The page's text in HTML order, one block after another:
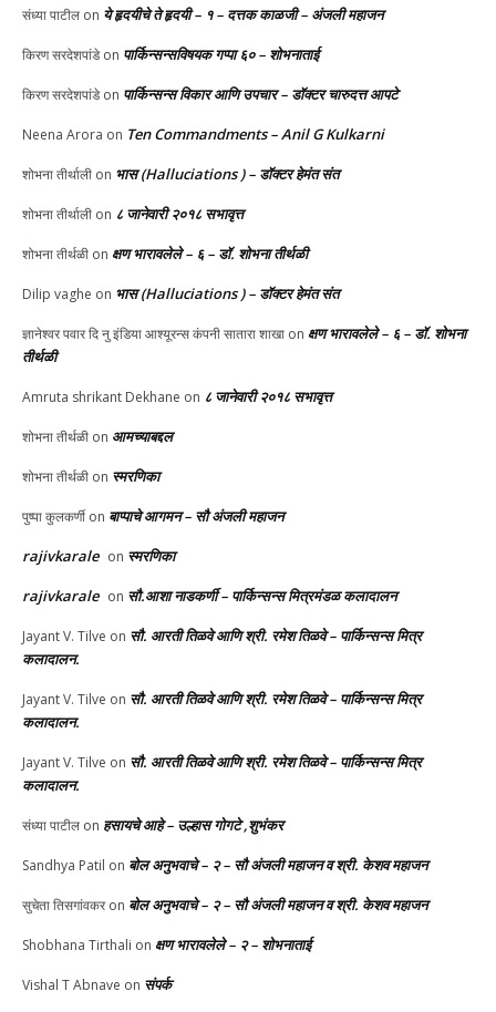
संध्या पाटील on ये हृदयीचे ते हृदयी – १ – दत्तक काळजी – अंजली महाजन
किरण सरदेशपांडेon पार्किन्सन्सविषयक गप्पा ६० – शोभनाताई
किरण सरदेशपांडेon पार्किन्सन्स विकार आणि उपचार – डॉक्टर चारुदत्त आपटे
Neena Arora on Ten Commandments – Anil G Kulkarni
शोभना तीर्थाली on भास (Halluciations ) – डॉक्टर हेमंत संत
शोभना तीर्थाली on ८ जानेवारी २०१८ सभावृत्त
शोभना तीर्थळी on क्षण भारावलेले – ६ – डॉ. शोभना तीर्थळी
Dilip vaghe on भास (Halluciations ) – डॉक्टर हेमंत संत
ज्ञानेश्वर पवार दि नु इंडिया आश्यूरन्स कंपनी सातारा शाखा on क्षण भारावलेले – ६ – डॉ. शोभना
तीर्थळी
Amruta shrikant Dekhane on ८ जानेवारी २०१८ सभावृत्त
शोभना तीर्थळी on आमच्याबद्दल
शोभना तीर्थळी on स्मरणिका
पुष्पा कुलकर्णी on बाप्पाचे आगमन – सौ अंजली महाजन
rajivkarale on स्मरणिका
rajivkarale on सौ.आशा नाडकर्णी – पार्किन्सन्स मित्रमंडळ कलादालन
Jayant V. Tilve on सौ. आरती तिळवे आणि श्री. रमेश तिळवे – पार्किन्सन्स मित्र
कलादालन.
Jayant V. Tilve on सौ. आरती तिळवे आणि श्री. रमेश तिळवे – पार्किन्सन्स मित्र
कलादालन.
Jayant V. Tilve on सौ. आरती तिळवे आणि श्री. रमेश तिळवे – पार्किन्सन्स मित्र
कलादालन.
संध्या पाटील on हसायचे आहे – उल्हास गोगटे ,शुभंकर
Sandhya Patil on बोल अनुभवाचे – २ – सौ अंजली महाजन व श्री. केशव महाजन
सुचेता तिसगांवकरon बोल अनुभवाचे – २ – सौ अंजली महाजन व श्री. केशव महाजन
Shobhana Tirthali on क्षण भारावलेले – २ – शोभनाताई
Vishal T Abnave on संपर्क